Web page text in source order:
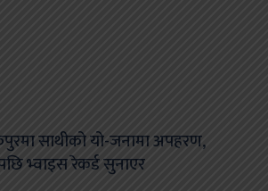
साथीको यो-जनामा अपहरण,
भ्वाइस रेकर्ड सुनाएर